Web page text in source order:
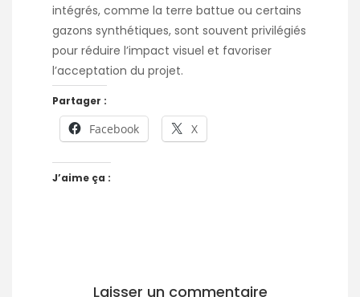
intégrés, comme la terre battue ou certains
gazons synthétiques, sont souvent privilégiés
pour réduire l’impact visuel et favoriser
l’acceptation du projet.
Partager :
Facebook X
J’aime ça :
Laisser un commentaire